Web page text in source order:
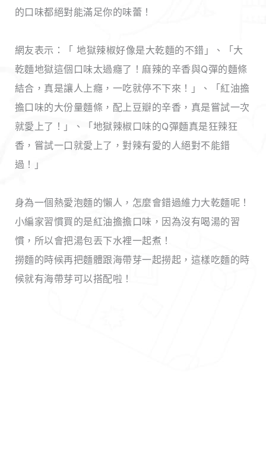
的口味都絕對能滿足你的味蕾！
網友表示：「 地獄辣椒好像是大乾麵的不錯」、「大
乾麵地獄這個口味太過癮了！麻辣的辛香與Q彈的麵條
結合，真是讓人上癮，一吃就停不下來！」、「紅油擔
擔口味的大份量麵條，配上豆瓣的辛香，真是嘗試一次
就愛上了！」、「地獄辣椒口味的Q彈麵真是狂辣狂
香，嘗試一口就愛上了，對辣有愛的人絕對不能錯
過！」
身為一個熱愛泡麵的懶人，怎麼會錯過維力大乾麵呢！
小編家習慣買的是紅油擔擔口味，因為沒有喝湯的習
慣，所以會把湯包丟下水裡一起煮！
撈麵的時候再把麵體跟海帶芽一起撈起，這樣吃麵的時
候就有海帶芽可以搭配啦！